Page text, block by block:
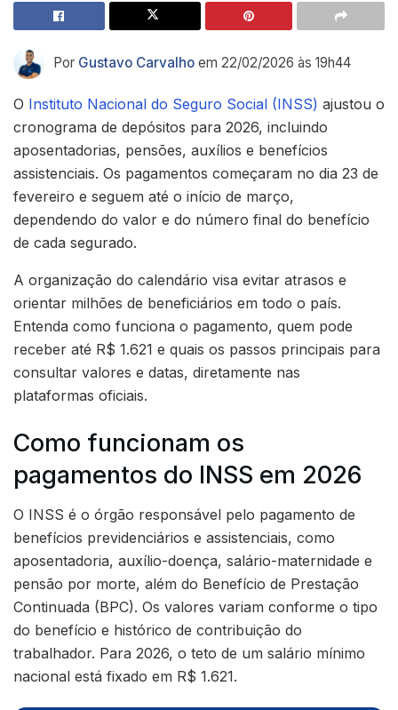
Por Gustavo Carvalho em 22/02/2026 às 19h44
O Instituto Nacional do Seguro Social (INSS) ajustou o
cronograma de depósitos para 2026, incluindo
aposentadorias, pensões, auxílios e benefícios
assistenciais. Os pagamentos começaram no dia 23 de
fevereiro e seguem até o início de março,
dependendo do valor e do número final do benefício
de cada segurado.
A organização do calendário visa evitar atrasos e
orientar milhões de beneficiários em todo o país.
Entenda como funciona o pagamento, quem pode
receber até R$ 1.621 e quais os passos principais para
consultar valores e datas, diretamente nas
plataformas oficiais.
Como funcionam os
pagamentos do INSS em 2026
O INSS é o órgão responsável pelo pagamento de
benefícios previdenciários e assistenciais, como
aposentadoria, auxílio-doença, salário-maternidade e
pensão por morte, além do Benefício de Prestação
Continuada (BPC). Os valores variam conforme o tipo
do benefício e histórico de contribuição do
trabalhador. Para 2026, o teto de um salário mínimo
nacional está fixado em R$ 1.621.